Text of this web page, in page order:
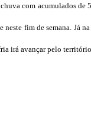
com acumulados de
fim de semana. Já
irá avançar pelo